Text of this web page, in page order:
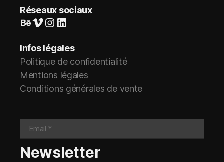
Réseaux sociaux
Suivez-nous sur Behance
Vimeo
Instagram
LinkedIn
Infos légales
Politique de confidentialité
Mentions légales
Conditions générales de vente
Newsletter